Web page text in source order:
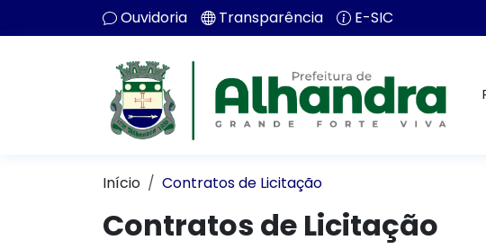
Ouvidoria Transparência E-SIC
Início Contratos de Licitação
Contratos de Licitação